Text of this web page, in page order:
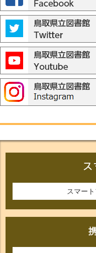
スマー